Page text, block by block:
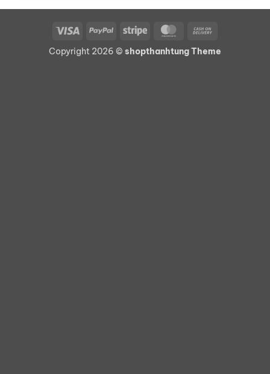
Visa PayPal Stripe MasterCard
Delivery
Copyright 2026 © shopthanhtung Theme